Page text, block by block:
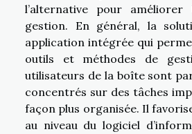
l’alternative pour
gestion. En général, la
application intégrée qui
outils et méthodes de
utilisateurs de la boîte sont
concentrés sur des tâches
façon plus organisée. Il
au niveau du logiciel